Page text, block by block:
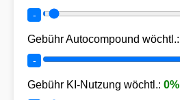
-
Gebühr Autocompound wöchtl.:
-
Gebühr KI-Nutzung wöchtl.: 0%